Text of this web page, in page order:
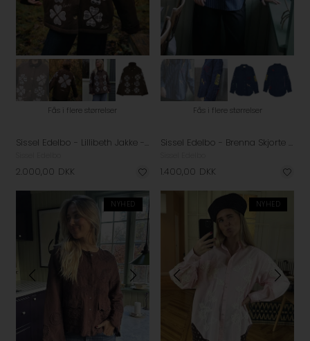
Fås i flere størrelser
Sissel Edelbo - Lillibeth Jakke - Checked Brown
2.000,00 DKK
Fås i flere størrelser
Sissel Edelbo - Brenna Skjorte - Navy Stripes
1.400,00 DKK
NYHED NYHED